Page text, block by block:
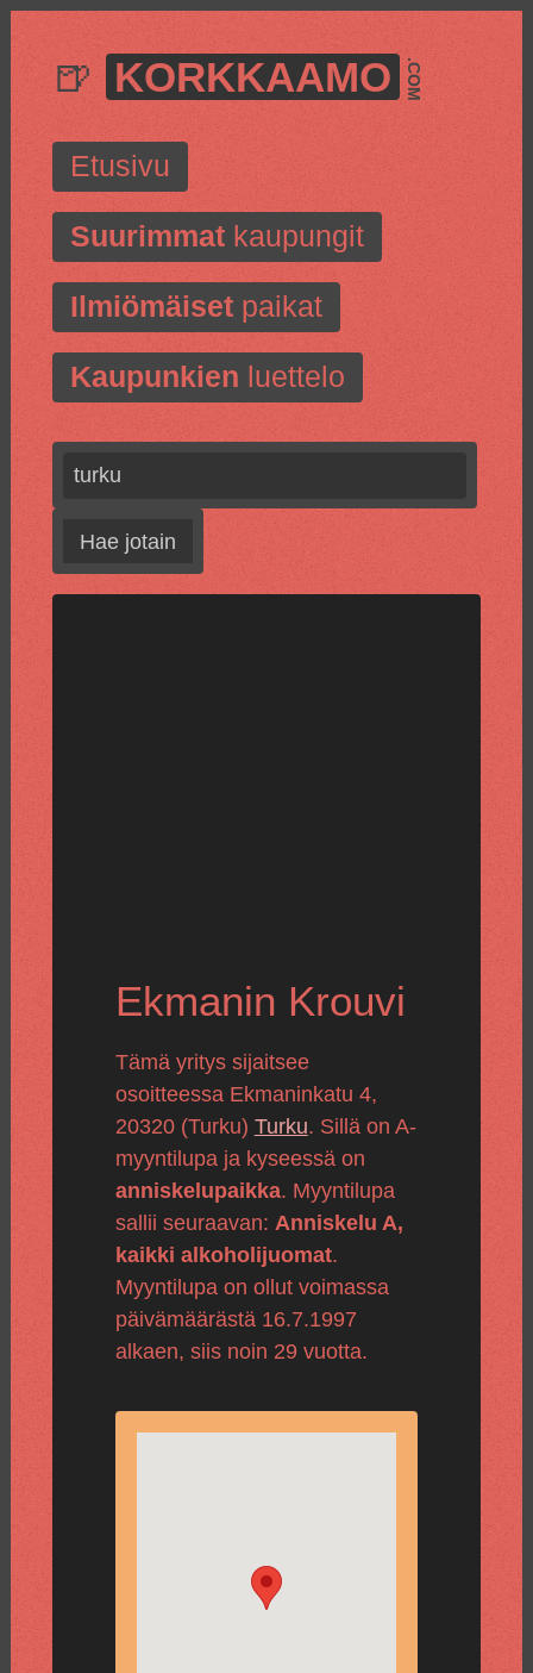
🍺 KORKKAAMO .COM
Etusivu
Suurimmatkaupungit
Ilmiömäisetpaikat
Kaupunkien luettelo
Hae jotain
Ekmanin Krouvi
Tämä yritys sijaitsee
osoitteessa Ekmaninkatu 4,
20320 (Turku) Turku. Sillä on A-
myyntilupa ja kyseessä on
anniskelupaikka. Myyntilupa
sallii seuraavan: Anniskelu A,
kaikki alkoholijuomat.
Myyntilupa on ollut voimassa
päivämäärästä 16.7.1997
alkaen, siis noin 29 vuotta.